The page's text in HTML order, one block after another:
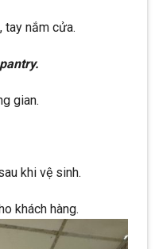
tay nắm cửa.
gian.
khi vệ sinh.
khách hàng.